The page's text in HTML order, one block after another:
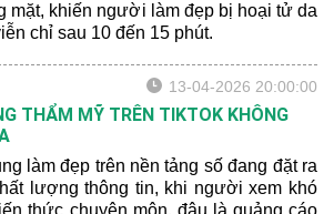
mặt, khiến người làm đẹp bị hoại tử da
chỉ sau 10 đến 15 phút.
13-04-2026 20:00:00
THẨM MỸ TRÊN TIKTOK KHÔNG
làm đẹp trên nền tảng số đang đặt ra
lượng thông tin, khi người xem khó
thức chuyên môn, đâu là quảng cáo